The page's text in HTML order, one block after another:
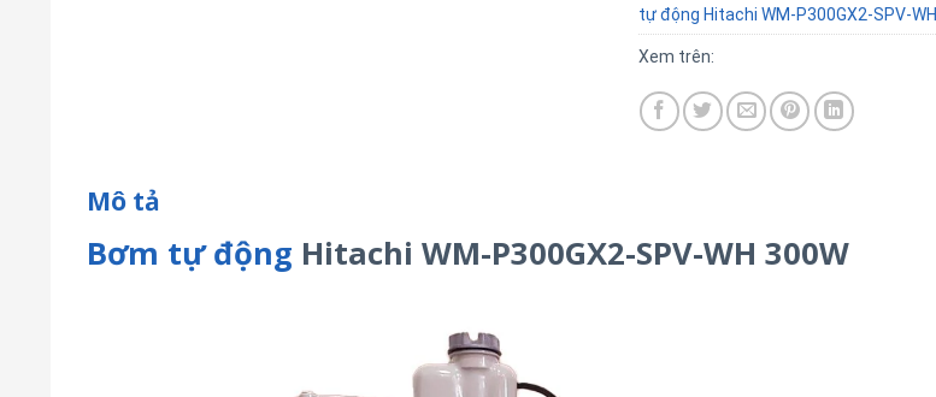
tự động Hitachi WM-P300GX2-SPV-WH
Xem trên:
Mô tả
Bơm tự động Hitachi WM-P300GX2-SPV-WH 300W